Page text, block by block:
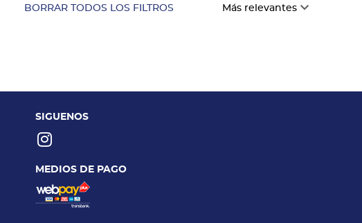
Más relevantes
BORRAR TODOS LOS FILTROS
SIGUENOS
MEDIOS DE PAGO